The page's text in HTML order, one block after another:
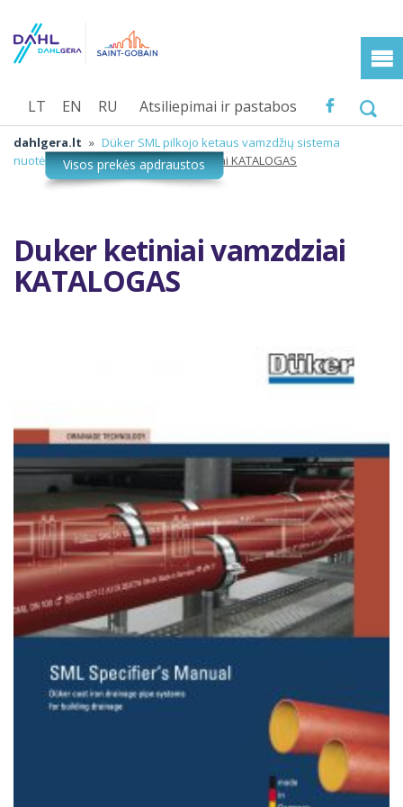
Atsiliepimai ir pastabos
LT EN RU
dahlgera.lt » Düker SML pilkojo ketaus vamzdžių sistema
nuotėkoms » Duker ketiniai vamzdziai KATALOGAS
Duker ketiniai vamzdziai
KATALOGAS